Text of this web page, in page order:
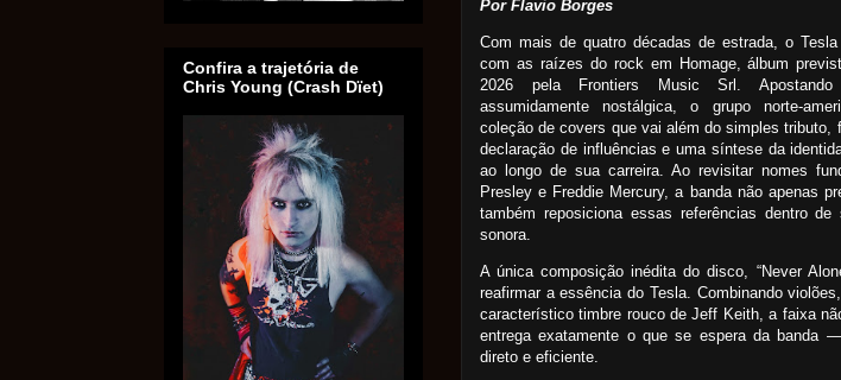
Por Flavio Borges
Com mais de quatro décadas de estrada, o
com as raízes do rock em Homage, álbum
2026 pela Frontiers Music Srl.
assumidamente nostálgica, o grupo norte-
coleção de covers que vai além do simples tributo,
declaração de influências e uma síntese da
ao longo de sua carreira. Ao revisitar nomes
Presley e Freddie Mercury, a banda não apenas
também reposiciona essas referências dentro de
sonora.
A única composição inédita do disco, “Never
reafirmar a essência do Tesla. Combinando
característico timbre rouco de Jeff Keith, a faixa
entrega exatamente o que se espera da banda
direto e eficiente.
Confira a trajetória de
Chris Young (Crash Dïet)